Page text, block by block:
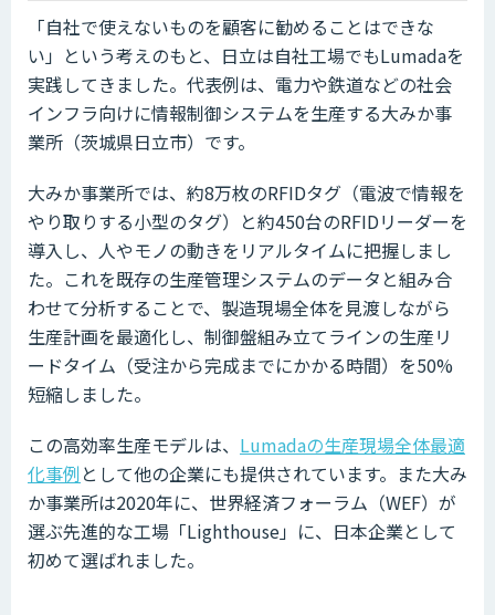
「自社で使えないものを顧客に勧めることはできな
い」という考えのもと、日立は自社工場でもLumadaを
実践してきました。代表例は、電力や鉄道などの社会
インフラ向けに情報制御システムを生産する大みか事
業所（茨城県日立市）です。
大みか事業所では、約8万枚のRFIDタグ（電波で情報を
やり取りする小型のタグ）と約450台のRFIDリーダーを
導入し、人やモノの動きをリアルタイムに把握しまし
た。これを既存の生産管理システムのデータと組み合
わせて分析することで、製造現場全体を見渡しながら
生産計画を最適化し、制御盤組み立てラインの生産リ
ードタイム（受注から完成までにかかる時間）を50%
短縮しました。
この高効率生産モデルは、 Lumadaの生産現場全体最適
化事例 として他の企業にも提供されています。また大み
か事業所は2020年に、世界経済フォーラム（WEF）が
選ぶ先進的な工場「Lighthouse」に、日本企業として
初めて選ばれました。